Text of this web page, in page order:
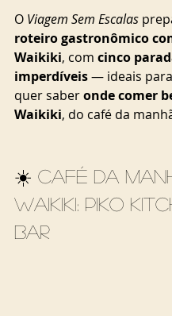
O Viagem Sem Escalas
roteiro gastronômico
Waikiki, com cinco
imperdíveis — ideais
quer saber onde comer
Waikiki, do café da
☀️ Café da
Waikiki: Piko
Bar